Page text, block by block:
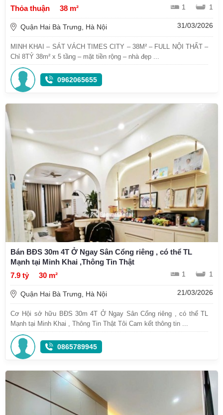
Thỏa thuận
38 m² 1 1
Quận Hai Bà Trưng, Hà Nội 31/03/2026
MINH KHAI – SÁT VÁCH TIMES CITY – 38M² – FULL NỘI THẤT –
Chỉ 8TỶ 38m² x 5 tầng – mặt tiền rộng – nhà đẹp ...
0962065655
Bán BĐS 30m 4T Ở Ngay Sân Cổng riêng , có thể TL
Mạnh tại Minh Khai ,Thông Tin Thật
7.9 tỷ
30 m² 1 1
Quận Hai Bà Trưng, Hà Nội 21/03/2026
Cơ Hội sở hữu BĐS 30m 4T Ở Ngay Sân Cổng riêng , có thể TL
Mạnh tại Minh Khai , Thông Tin Thật Tôi Cam kết thông tin ...
0865789945